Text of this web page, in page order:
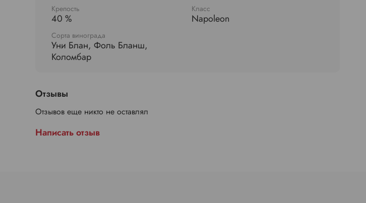
Крепость
40 %
Класс
Napoleon
Сорта винограда
Уни Блан, Фоль Бланш,
Коломбар
Отзывы
Отзывов еще никто не оставлял
Написать отзыв